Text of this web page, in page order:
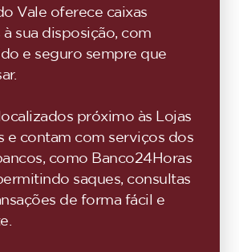
Vale oferece caixas
sua disposição, com
e seguro sempre que
próximo às Lojas
e contam com serviços dos
como Banco24Horas
saques, consultas
de forma fácil e